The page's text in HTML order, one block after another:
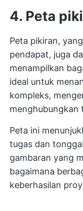
4. Peta
Peta pikiran,
pendapat, juga
menampilkan
ideal untuk
kompleks,
menghubungkan
Peta ini
tugas dan
gambaran yang
bagaimana
keberhasilan